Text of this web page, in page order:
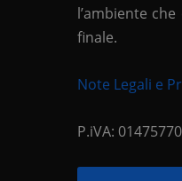
l’ambiente
finale.
Note Legali e
P.iVA: